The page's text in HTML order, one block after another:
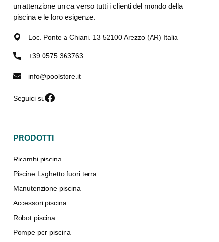
un’attenzione unica verso tutti i clienti del mondo della
piscina e le loro esigenze.
Loc. Ponte a Chiani, 13 52100 Arezzo (AR) Italia
+39 0575 363763
info@poolstore.it
Seguici su
PRODOTTI
Ricambi piscina
Piscine Laghetto fuori terra
Manutenzione piscina
Accessori piscina
Robot piscina
Pompe per piscina